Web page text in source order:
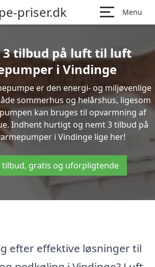
priser.dk Menu
3 tilbud på luft til luft
i Vindinge
er den energi- og miljøvenlige
sommerhus og helårshus, ligesom
kan bruges til opvarmning af
Indhent hurtigt og nemt 3 tilbud på
i Vindinge lige her!
tilbud, gratis og uforpligtende
efter effektive løsninger til